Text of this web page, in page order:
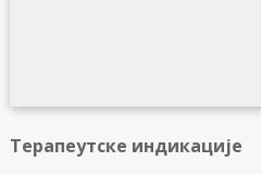
Терапеутске индикације